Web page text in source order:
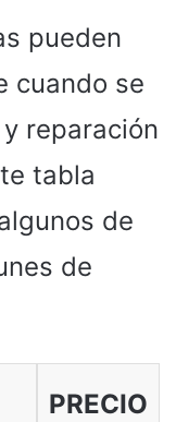
pueden
cuando se
reparación
tabla
de
de
PRECIO